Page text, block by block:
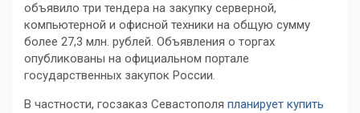
объявило три тендера на закупку серверной,
компьютерной и офисной техники на общую сумму
более 27,3 млн. рублей. Объявления о торгах
опубликованы на официальном портале
государственных закупок России.
В частности, госзаказ Севастополя планирует купить